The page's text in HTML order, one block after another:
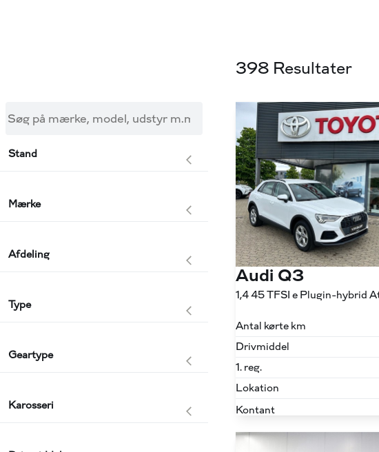
398 Resultater
Stand
Mærke
Afdeling
Type
Geartype
Karosseri
Audi Q3
Antal kørte km
Drivmiddel
1. reg.
Lokation
Kontant